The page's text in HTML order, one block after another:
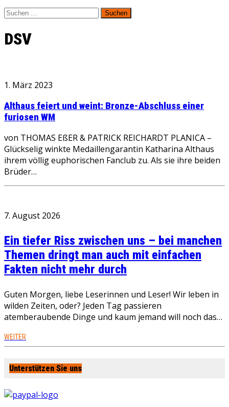
Suchen
nach:
DSV
1. März 2023
Althaus feiert und weint: Bronze-Abschluss einer
furiosen WM
von THOMAS EßER & PATRICK REICHARDT PLANICA –
Glückselig winkte Medaillengarantin Katharina Althaus
ihrem völlig euphorischen Fanclub zu. Als sie ihre beiden
Brüder…
7. August 2026
Ein tiefer Riss zwischen uns – bei manchen
Themen dringt man auch mit einfachen
Fakten nicht mehr durch
Guten Morgen, liebe Leserinnen und Leser! Wir leben in
wilden Zeiten, oder? Jeden Tag passieren
atemberaubende Dinge und kaum jemand will noch das…
WEITER
Unterstützen Sie uns